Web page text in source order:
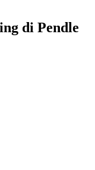
di Pendle